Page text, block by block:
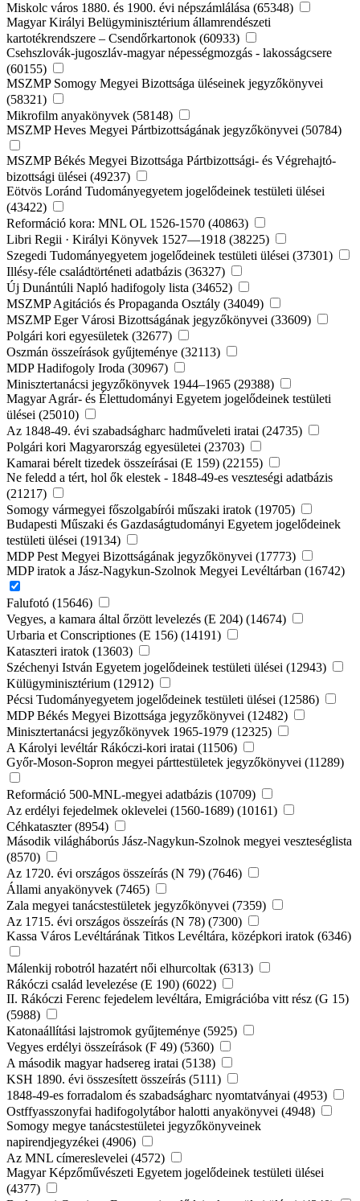
Miskolc város 1880. és 1900. évi népszámlálása (65348)
Magyar Királyi Belügyminisztérium államrendészeti
kartotékrendszere – Csendőrkartonok (60933)
Csehszlovák-jugoszláv-magyar népességmozgás - lakosságcsere
(60155)
MSZMP Somogy Megyei Bizottsága üléseinek jegyzőkönyvei
(58321)
Mikrofilm anyakönyvek (58148)
MSZMP Heves Megyei Pártbizottságának jegyzőkönyvei (50784)
MSZMP Békés Megyei Bizottsága Pártbizottsági- és Végrehajtó-
bizottsági ülései (49237)
Eötvös Loránd Tudományegyetem jogelődeinek testületi ülései
(43422)
Reformáció kora: MNL OL 1526-1570 (40863)
Libri Regii · Királyi Könyvek 1527—1918 (38225)
Szegedi Tudományegyetem jogelődeinek testületi ülései (37301)
Illésy-féle családtörténeti adatbázis (36327)
Új Dunántúli Napló hadifogoly lista (34652)
MSZMP Agitációs és Propaganda Osztály (34049)
MSZMP Eger Városi Bizottságának jegyzőkönyvei (33609)
Polgári kori egyesületek (32677)
Oszmán összeírások gyűjteménye (32113)
MDP Hadifogoly Iroda (30967)
Minisztertanácsi jegyzőkönyvek 1944–1965 (29388)
Magyar Agrár- és Élettudományi Egyetem jogelődeinek testületi
ülései (25010)
Az 1848-49. évi szabadságharc hadműveleti iratai (24735)
Polgári kori Magyarország egyesületei (23703)
Kamarai bérelt tizedek összeírásai (E 159) (22155)
Ne feledd a tért, hol ők elestek - 1848-49-es veszteségi adatbázis
(21217)
Somogy vármegyei főszolgabírói műszaki iratok (19705)
Budapesti Műszaki és Gazdaságtudományi Egyetem jogelődeinek
testületi ülései (19134)
MDP Pest Megyei Bizottságának jegyzőkönyvei (17773)
MDP iratok a Jász-Nagykun-Szolnok Megyei Levéltárban (16742)
Falufotó (15646)
Vegyes, a kamara által őrzött levelezés (E 204) (14674)
Urbaria et Conscriptiones (E 156) (14191)
Kataszteri iratok (13603)
Széchenyi István Egyetem jogelődeinek testületi ülései (12943)
Külügyminisztérium (12912)
Pécsi Tudományegyetem jogelődeinek testületi ülései (12586)
MDP Békés Megyei Bizottsága jegyzőkönyvei (12482)
Minisztertanácsi jegyzőkönyvek 1965-1979 (12325)
A Károlyi levéltár Rákóczi-kori iratai (11506)
Győr-Moson-Sopron megyei párttestületek jegyzőkönyvei (11289)
Reformáció 500-MNL-megyei adatbázis (10709)
Az erdélyi fejedelmek oklevelei (1560-1689) (10161)
Céhkataszter (8954)
Második világháborús Jász-Nagykun-Szolnok megyei veszteséglista
(8570)
Az 1720. évi országos összeírás (N 79) (7646)
Állami anyakönyvek (7465)
Zala megyei tanácstestületek jegyzőkönyvei (7359)
Az 1715. évi országos összeírás (N 78) (7300)
Kassa Város Levéltárának Titkos Levéltára, középkori iratok (6346)
Málenkij robotról hazatért női elhurcoltak (6313)
Rákóczi család levelezése (E 190) (6022)
II. Rákóczi Ferenc fejedelem levéltára, Emigrációba vitt rész (G 15)
(5988)
Katonaállítási lajstromok gyűjteménye (5925)
Vegyes erdélyi összeírások (F 49) (5360)
A második magyar hadsereg iratai (5138)
KSH 1890. évi összesített összeírás (5111)
1848-49-es forradalom és szabadságharc nyomtatványai (4953)
Ostffyasszonyfai hadifogolytábor halotti anyakönyvei (4948)
Somogy megye tanácstestületei jegyzőkönyveinek
napirendjegyzékei (4906)
Az MNL címereslevelei (4572)
Magyar Képzőművészeti Egyetem jogelődeinek testületi ülései
(4377)